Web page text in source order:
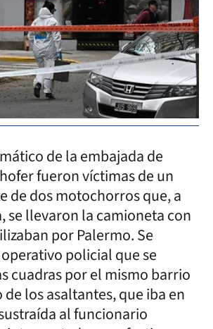
de la embajada de
fueron víctimas de un
de dos motochorros que, a
se llevaron la camioneta con
por Palermo. Se
policial que se
cuadras por el mismo barrio
los asaltantes, que iba en
al funcionario